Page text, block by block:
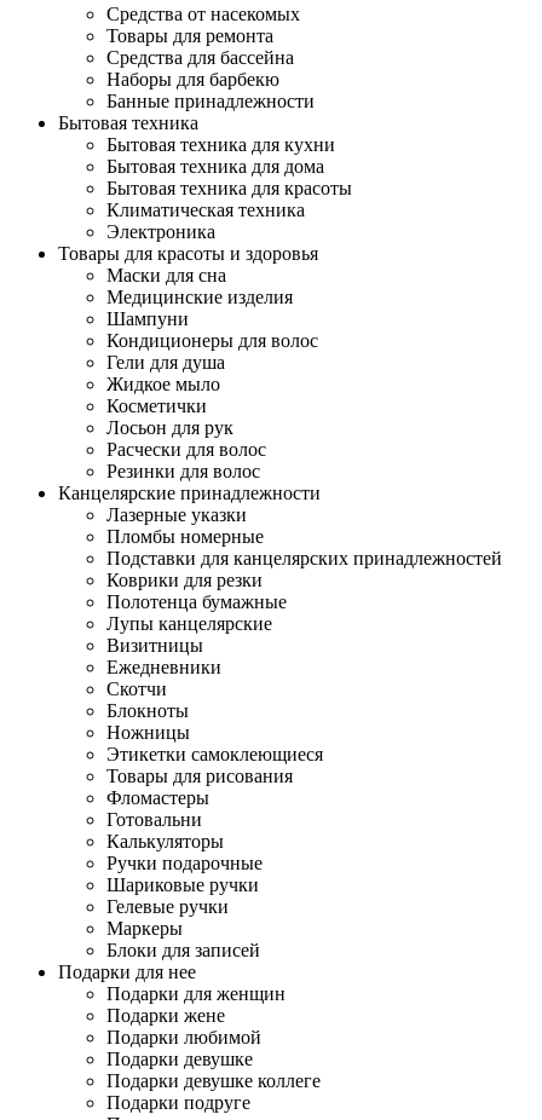
Средства от насекомых
Товары для ремонта
Средства для бассейна
Наборы для барбекю
Банные принадлежности
Бытовая техника
Бытовая техника для кухни
Бытовая техника для дома
Бытовая техника для красоты
Климатическая техника
Электроника
Товары для красоты и здоровья
Маски для сна
Медицинские изделия
Шампуни
Кондиционеры для волос
Гели для душа
Жидкое мыло
Косметички
Лосьон для рук
Расчески для волос
Резинки для волос
Канцелярские принадлежности
Лазерные указки
Пломбы номерные
Подставки для канцелярских принадлежностей
Коврики для резки
Полотенца бумажные
Лупы канцелярские
Визитницы
Ежедневники
Скотчи
Блокноты
Ножницы
Этикетки самоклеющиеся
Товары для рисования
Фломастеры
Готовальни
Калькуляторы
Ручки подарочные
Шариковые ручки
Гелевые ручки
Маркеры
Блоки для записей
Подарки для нее
Подарки для женщин
Подарки жене
Подарки любимой
Подарки девушке
Подарки девушке коллеге
Подарки подруге